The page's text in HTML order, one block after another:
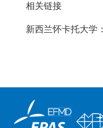
相关链接
新西兰怀卡托大学：